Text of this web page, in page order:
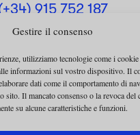
Gestire il consenso
utilizziamo tecnologie come i
informazioni sul vostro dispositivo. Il
dati come il comportamento di
sito. Il mancato consenso o la revoca del
su alcune caratteristiche e funzioni.
915 752 187